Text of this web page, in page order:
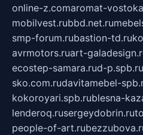
online-z.comaromat-
mobilvest.rubbd.net.ru
smp-forum.rubastion-td.ru
avrmotors.ruart-
ecostep-samara.rud-p.spb.ru
sko.com.rudavitamebel-
kokoroyari.spb.rublesna-
lenderoq.rusergeydobrin.ru
people-of-art.ru